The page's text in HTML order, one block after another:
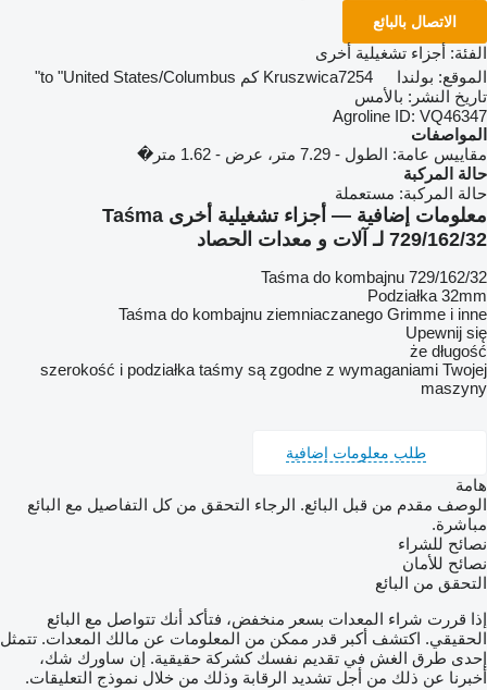
الاتصال بالبائع
الفئة: أجزاء تشغيلية أخرى
الموقع: بولندا Kruszwica7254 كم to "United States/Columbus"
تاريخ النشر: بالأمس
Agroline ID: VQ46347
المواصفات
مقاييس عامة: الطول - 7.29 متر، عرض - 1.62 متر�
حالة المركبة
حالة المركبة: مستعملة
معلومات إضافية — أجزاء تشغيلية أخرى Taśma
729/162/32 لـ آلات و معدات الحصاد
Taśma do kombajnu 729/162/32
Podziałka 32mm
Taśma do kombajnu ziemniaczanego Grimme i inne
Upewnij się
że długość
szerokość i podziałka taśmy są zgodne z wymaganiami Twojej
maszyny
طلب معلومات إضافية
هامة
الوصف مقدم من قبل البائع. الرجاء التحقق من كل التفاصيل مع البائع
مباشرة.
نصائح للشراء
نصائح للأمان
التحقق من البائع
إذا قررت شراء المعدات بسعر منخفض، فتأكد أنك تتواصل مع البائع
الحقيقي. اكتشف أكبر قدر ممكن من المعلومات عن مالك المعدات. تتمثل
إحدى طرق الغش في تقديم نفسك كشركة حقيقية. إن ساورك شك،
أخبرنا عن ذلك من أجل تشديد الرقابة وذلك من خلال نموذج التعليقات.